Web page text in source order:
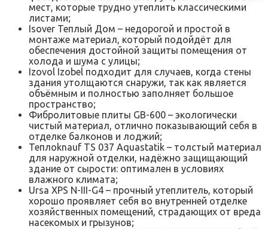
мест, которые трудно утеплить классическими
листами;
Isover Теплый Дом – недорогой и простой в
монтаже материал, который подойдёт для
обеспечения достойной защиты помещения от
холода и шума с улицы;
Izovol Izobel подходит для случаев, когда стены
здания утолщаются снаружи, так как является
объёмным и полностью заполняет большое
пространство;
Фибролитовые плиты GB-600 – экологически
чистый материал, отлично показывающий себя в
отделке балконов и лоджий;
Теплоknauf ТS 037 Aquastatik – толстый материал
для наружной отделки, надёжно защищающий
здание от сырости: оптимален в условиях
влажного климата;
Ursa XPS N-III-G4 – прочный утеплитель, который
хорошо проявляет себя во внутренней отделке
хозяйственных помещений, страдающих от вреда
насекомых и грызунов;